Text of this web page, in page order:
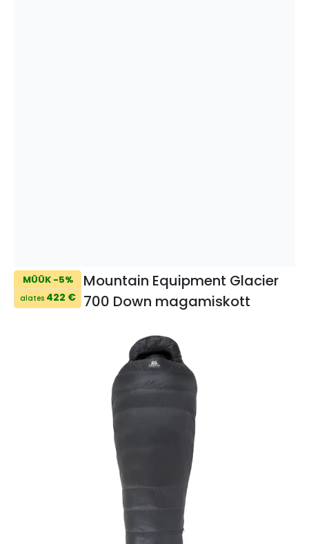
MÜÜK -5%
alates422 €
Mountain Equipment Glacier
700 Down magamiskott